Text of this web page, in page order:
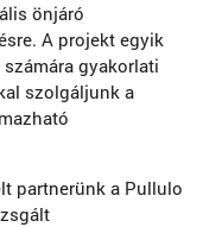
önjáró
A projekt egyik
gyakorlati
szolgáljunk a
partnerünk a Pullulo